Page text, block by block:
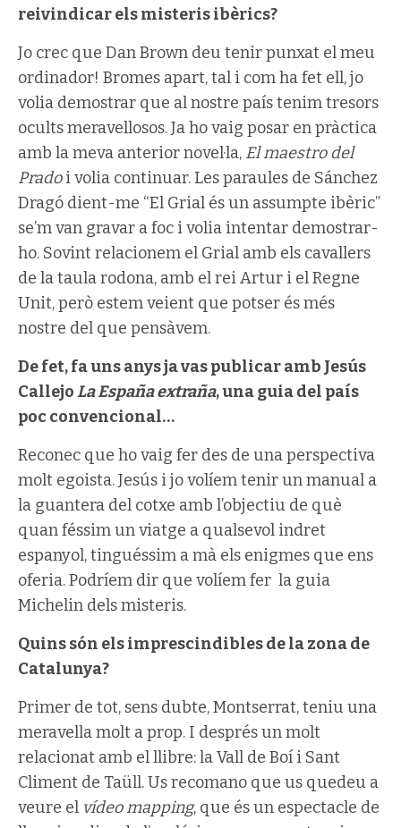
reivindicar els misteris ibèrics?
Jo crec que Dan Brown deu tenir punxat el meu
ordinador! Bromes apart, tal i com ha fet ell, jo
volia demostrar que al nostre país tenim tresors
ocults meravellosos. Ja ho vaig posar en pràctica
amb la meva anterior novel·la, El maestro del
Pradoi volia continuar. Les paraules de Sánchez
Dragó dient-me “El Grial és un assumpte ibèric”
se’m van gravar a foc i volia intentar demostrar-
ho. Sovint relacionem el Grial amb els cavallers
de la taula rodona, amb el rei Artur i el Regne
Unit, però estem veient que potser és més
nostre del que pensàvem.
De fet, fa uns anys ja vas publicar amb Jesús
CallejoLa España extraña, una guia del país
poc convencional…
Reconec que ho vaig fer des de una perspectiva
molt egoista. Jesús i jo volíem tenir un manual a
la guantera del cotxe amb l’objectiu de què
quan féssim un viatge a qualsevol indret
espanyol, tinguéssim a mà els enigmes que ens
oferia. Podríem dir que volíem fer la guia
Michelin dels misteris.
Quins són els imprescindibles de la zona de
Catalunya?
Primer de tot, sens dubte, Montserrat, teniu una
meravella molt a prop. I després un molt
relacionat amb el llibre: la Vall de Boí i Sant
Climent de Taüll. Us recomano que us quedeu a
veure el vídeo mapping, que és un espectacle de